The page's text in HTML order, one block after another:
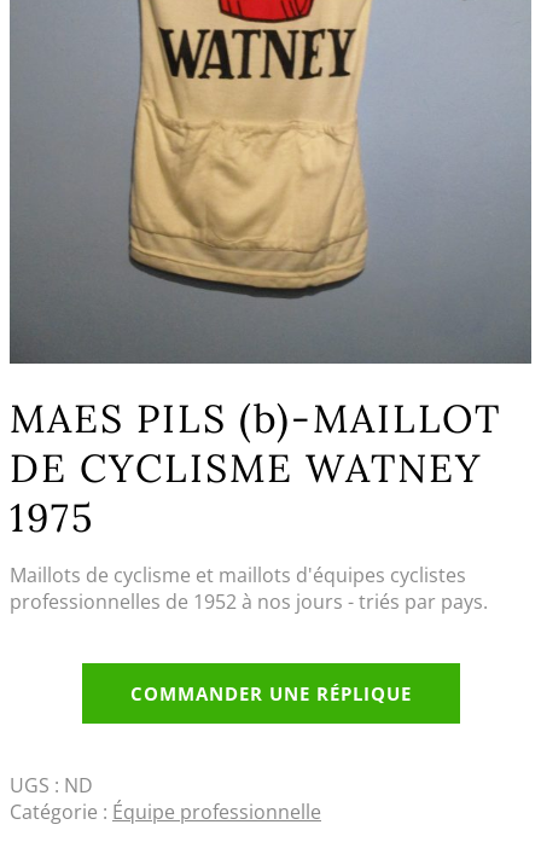
MAES PILS (b)-MAILLOT
DE CYCLISME WATNEY
1975
Maillots de cyclisme et maillots d'équipes cyclistes
professionnelles de 1952 à nos jours - triés par pays.
COMMANDER UNE RÉPLIQUE
UGS : ND
Catégorie : Équipe professionnelle